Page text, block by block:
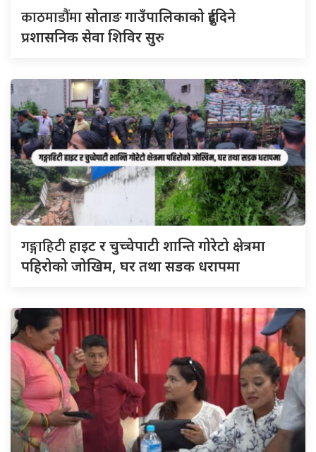
काठमाडौंमासोताङ गाउँपालिकाको दुईदिने
प्रशासनिक सेवा शिविर सुरु
गङ्गाहिटीहाइट र चुच्चेपाटी शान्ति गोरेटो क्षेत्रमा
पहिरोको जोखिम, घर तथा सडक धरापमा